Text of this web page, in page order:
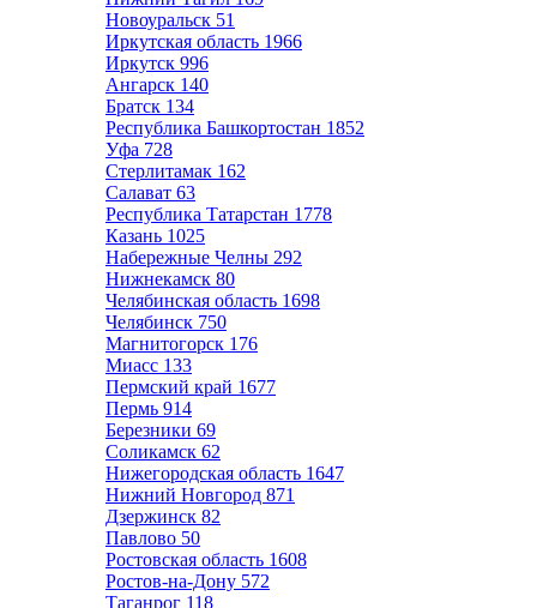
Новоуральск 51
Иркутская область 1966
Иркутск 996
Ангарск 140
Братск 134
Республика Башкортостан 1852
Уфа 728
Стерлитамак 162
Салават 63
Республика Татарстан 1778
Казань 1025
Набережные Челны 292
Нижнекамск 80
Челябинская область 1698
Челябинск 750
Магнитогорск 176
Миасс 133
Пермский край 1677
Пермь 914
Березники 69
Соликамск 62
Нижегородская область 1647
Нижний Новгород 871
Дзержинск 82
Павлово 50
Ростовская область 1608
Ростов-на-Дону 572
Таганрог 118